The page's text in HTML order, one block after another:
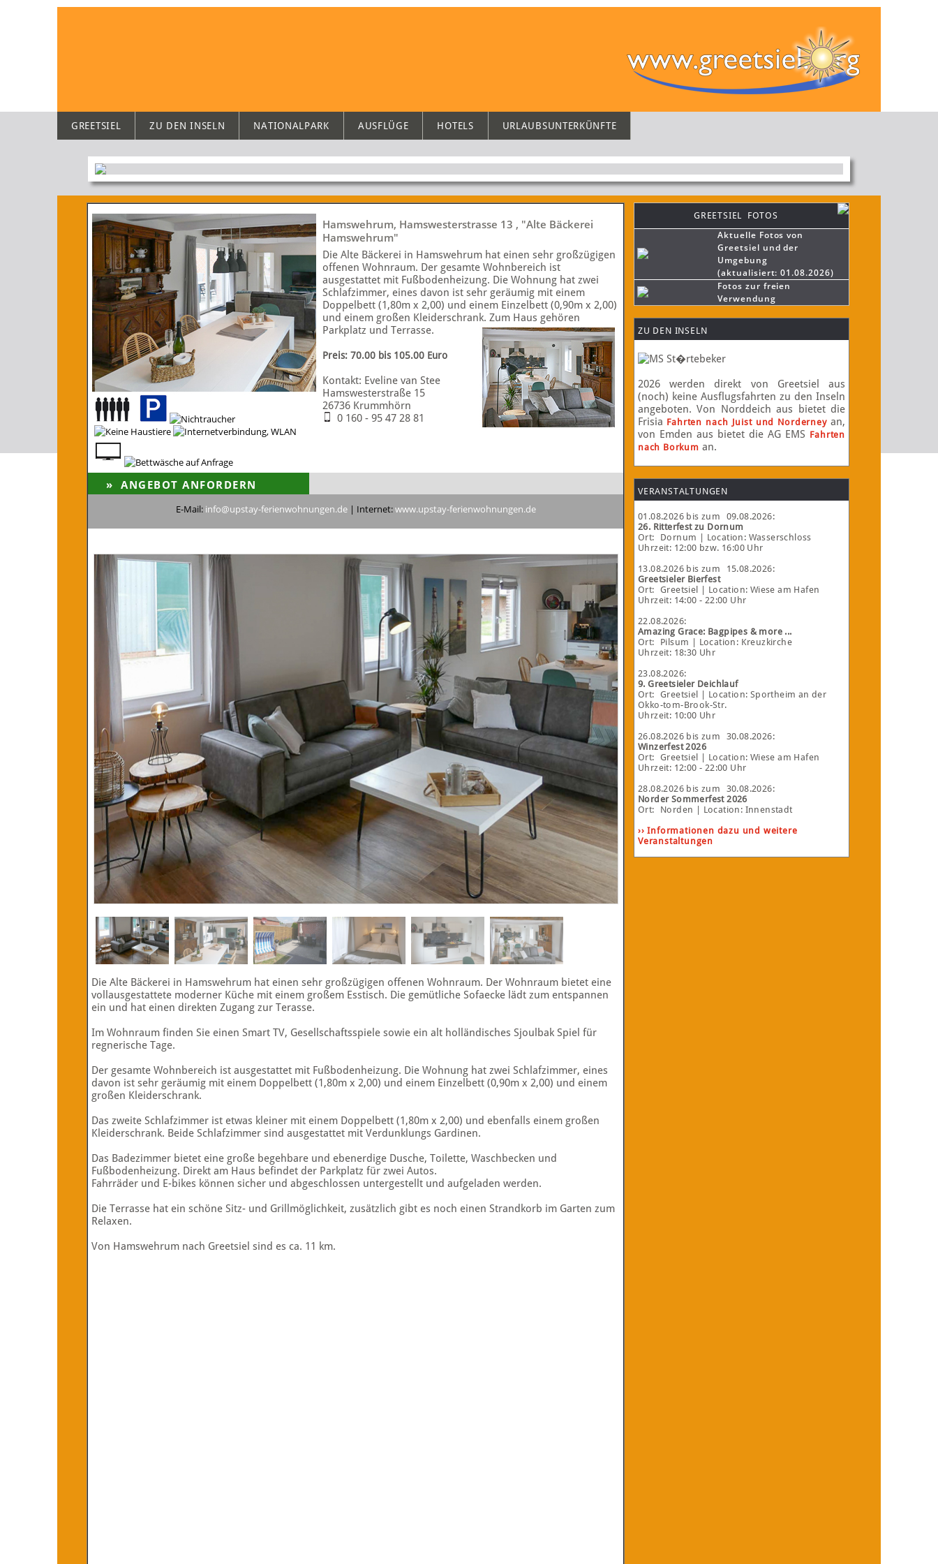
GREETSIEL ZU DEN INSELN NATIONALPARK AUSFLÜGE HOTELS URLAUBSUNTERKÜNFTE
Hamswehrum, Hamswesterstrasse 13 , "Alte Bäckerei
Hamswehrum"
Die Alte Bäckerei in Hamswehrum hat einen sehr großzügigen
offenen Wohnraum. Der gesamte Wohnbereich ist
ausgestattet mit Fußbodenheizung. Die Wohnung hat zwei
Schlafzimmer, eines davon ist sehr geräumig mit einem
Doppelbett (1,80m x 2,00) und einem Einzelbett (0,90m x 2,00)
und einem großen Kleiderschrank. Zum Haus gehören
Parkplatz und Terrasse.
Preis: 70.00 bis 105.00 Euro
Kontakt: Eveline van Stee
Hamswesterstraße 15
26736 Krummhörn
0 160 - 95 47 28 81
E-Mail: info@upstay-ferienwohnungen.de| Internet:www.upstay-ferienwohnungen.de
Die Alte Bäckerei in Hamswehrum hat einen sehr großzügigen offenen Wohnraum. Der Wohnraum bietet eine
vollausgestattete moderner Küche mit einem großem Esstisch. Die gemütliche Sofaecke lädt zum entspannen
ein und hat einen direkten Zugang zur Terasse.
Im Wohnraum finden Sie einen Smart TV, Gesellschaftsspiele sowie ein alt holländisches Sjoulbak Spiel für
regnerische Tage.
Der gesamte Wohnbereich ist ausgestattet mit Fußbodenheizung. Die Wohnung hat zwei Schlafzimmer, eines
davon ist sehr geräumig mit einem Doppelbett (1,80m x 2,00) und einem Einzelbett (0,90m x 2,00) und einem
großen Kleiderschrank.
Das zweite Schlafzimmer ist etwas kleiner mit einem Doppelbett (1,80m x 2,00) und ebenfalls einem großen
Kleiderschrank. Beide Schlafzimmer sind ausgestattet mit Verdunklungs Gardinen.
Das Badezimmer bietet eine große begehbare und ebenerdige Dusche, Toilette, Waschbecken und
Fußbodenheizung. Direkt am Haus befindet der Parkplatz für zwei Autos.
Fahrräder und E-bikes können sicher und abgeschlossen untergestellt und aufgeladen werden.
Die Terrasse hat ein schöne Sitz- und Grillmöglichkeit, zusätzlich gibt es noch einen Strandkorb im Garten zum
Relaxen.
Von Hamswehrum nach Greetsiel sind es ca. 11 km.
GREETSIEL FOTOS
Aktuelle Fotos von
Greetsiel und der
Umgebung
(aktualisiert: 01.08.2026)
Fotos zur freien
Verwendung
ZU DEN INSELN
2026 werden direkt von Greetsiel aus
(noch) keine Ausflugsfahrten zu den Inseln
angeboten. Von Norddeich aus bietet die
Frisia Fahrten nach Juist und Norderneyan,
von Emden aus bietet die AG EMS Fahrten
nach Borkum an.
VERANSTALTUNGEN
01.08.2026 bis zum 09.08.2026:
26. Ritterfest zu Dornum
Ort:
Dornum | Location: Wasserschloss
Uhrzeit: 12:00 bzw. 16:00 Uhr
13.08.2026 bis zum 15.08.2026:
Greetsieler Bierfest
Ort: Greetsiel
| Location: Wiese am Hafen
Uhrzeit: 14:00 - 22:00 Uhr
22.08.2026:
Amazing Grace: Bagpipes & more ...
Ort:
Pilsum | Location: Kreuzkirche
Uhrzeit: 18:30 Uhr
23.08.2026:
9. Greetsieler Deichlauf
Ort: Greetsiel
| Location: Sportheim an der
Okko-tom-Brook-Str.
Uhrzeit: 10:00 Uhr
26.08.2026 bis zum 30.08.2026:
Winzerfest 2026
Ort: Greetsiel
| Location: Wiese am Hafen
Uhrzeit: 12:00 - 22:00 Uhr
28.08.2026 bis zum 30.08.2026:
Norder Sommerfest 2026
Ort:
Norden | Location: Innenstadt
›› Informationen dazu und weitere
Veranstaltungen